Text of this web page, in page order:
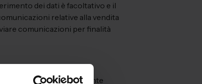
dei dati è facoltativo e il
relative alla vendita
comunicazioni per finalità
con logiche strettamente